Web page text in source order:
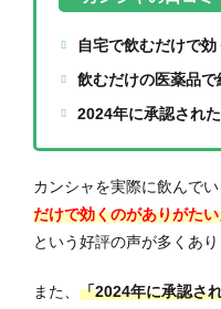
自宅で飲むだけで
飲むだけの医薬品で
2024年に承認され
カンシャを実際に飲んでい
だけで効くのがありがた
という好評の声が多くあり
また、 「2024年に承認さ